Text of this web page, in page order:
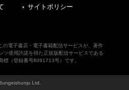
サイトポリシー
の電子書店・電子書籍配信サービスが、著作
ツ使用許諾を得た正規版配信サービスである
標（登録番号6091713号）です。
Ltd.